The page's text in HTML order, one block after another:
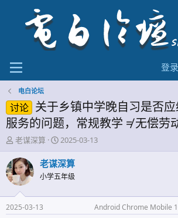
登录
电白论坛
讨论 关于乡镇中学晚自习是否
服务的问题，常规教学 ≠ 无偿劳动
主
题
发
起
人
老谋深算
开
始
时
间
2025-03-13
老谋深算
小学五年级
2025-03-13 Android Chrome Mobile